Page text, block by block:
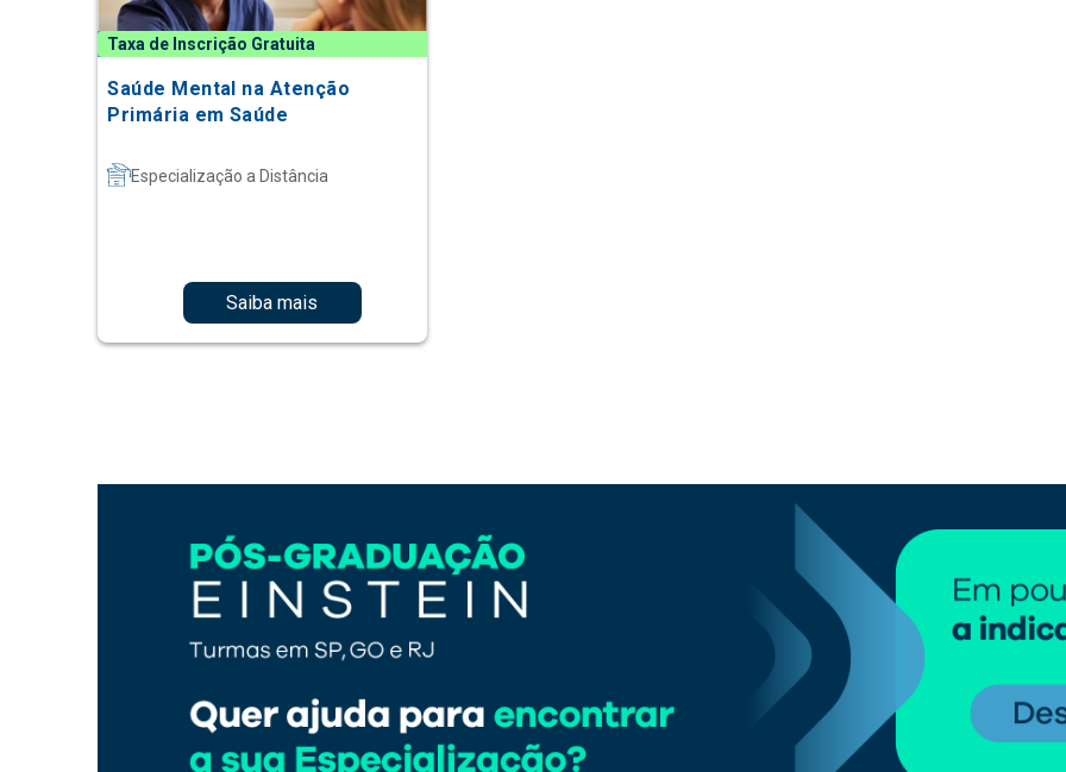
Taxa de Inscrição Gratuita
Saúde Mental na Atenção
Primária em Saúde
Especialização a Distância
Saiba mais